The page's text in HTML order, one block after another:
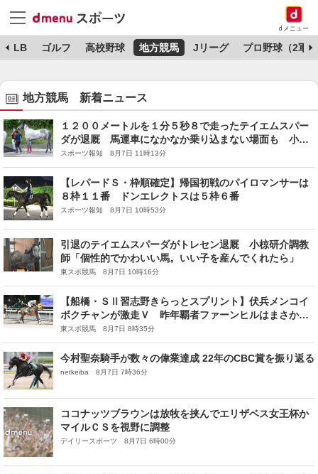
dメニュー
MLB ゴルフ 高校野球 地方競馬 Jリーグ プロ野球（2軍）
地方競馬 新着ニュース
１２００メートルを１分５秒８で走ったテイエムスパー
ダが退厩 馬運車になかなか乗り込まない場面も 小椋
調教師「頑固ですがかわいい」
スポーツ報知 8月7日 11時13分
【レパードＳ・枠順確定】帰国初戦のパイロマンサーは
８枠１１番 ドンエレクトスは５枠６番
スポーツ報知 8月7日 10時53分
引退のテイエムスパーダがトレセン退厩 小椋研介調教
師「個性的でかわいい馬。いい子を産んでくれたら」
東スポ競馬 8月7日 10時16分
【船橋・ＳⅡ習志野きらっとスプリント】伏兵メンコイ
ボクチャンが激走Ｖ 昨年覇者ファーンヒルはまさかの
12着に沈む
東スポ競馬 8月7日 8時35分
今村聖奈騎手が数々の偉業達成 22年のCBC賞を振り返る
netkeiba 8月7日 7時36分
ココナッツブラウンは放牧を挟んでエリザベス女王杯か
マイルＣＳを視野に調整
デイリースポーツ 8月7日 6時00分